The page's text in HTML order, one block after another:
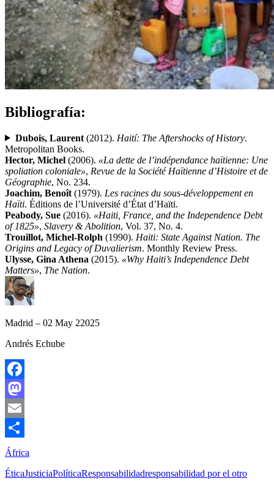
Bibliografía:
Dubois, Laurent(2012). Haití: The Aftershocks of History.
Metropolitan Books.
Hector, Michel (2006). «La dette de l’indépendance haïtienne: Une
spoliation coloniale», Revue de la Société Haïtienne d’Histoire et de
Géographie, No. 234.
Joachim, Benoît (1979). Les racines du sous-développement en
Haïti. Éditions de l’Université d’État d’Haïti.
Peabody, Sue (2016). «Haiti, France, and the Independence Debt
of 1825», Slavery & Abolition, Vol. 37, No. 4.
Trouillot, Michel-Rolph (1990). Haiti: State Against Nation. The
Origins and Legacy of Duvalierism. Monthly Review Press.
Ulysse, Gina Athena (2015). «Why Haiti’s Independence Debt
Matters», The Nation.
Madrid – 02 May 22025
Andrés Echube
Facebook
Mastodon
Email
Compartir
África
ÉticaJusticiaPolíticaResponsabilidadresponsabilidad por el otro